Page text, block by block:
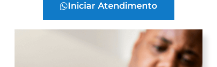
Iniciar Atendimento